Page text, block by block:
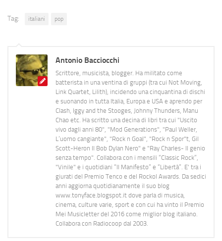
Tag: italiani pop
Antonio Bacciocchi
Scrittore, musicista, blogger. Ha militato come
batterista in una ventina di gruppi (tra cui Not Moving,
Link Quartet, Lilith), incidendo una cinquantina di dischi
e suonando in tutta Italia, Europa e USA e aprendo per
Clash, Iggy and the Stooges, Johnny Thunders, Manu
Chao etc. Ha scritto una decina di libri tra cui "Uscito
vivo dagli anni 80", "Mod Generations", "Paul Weller,
L’uomo cangiante", "Rock n Goal", "Rock n Spor"t, Gil
Scott-Heron Il Bob Dylan Nero" e "Ray Charles- Il genio
senza tempo". Collabora con i mensili “Classic Rock”,
"Vinile" e i quotidiani “Il Manifesto” e “Libertà”. E' tra i
giurati del Premio Tenco e del Rockol Awards. Da sedici
anni aggiorna quotidianamente il suo blog
www.tonyface.blogspot.it dove parla di musica,
cinema, culture varie, sport e con cui ha vinto il Premio
Mei Musicletter del 2016 come miglior blog italiano.
Collabora con Radiocoop dal 2003.